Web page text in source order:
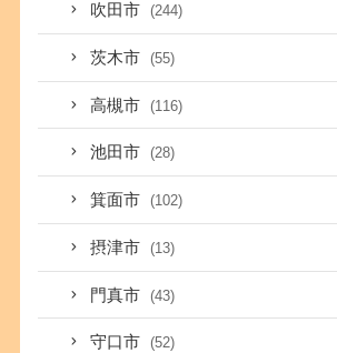
吹田市 (244)
茨木市 (55)
高槻市 (116)
池田市 (28)
箕面市 (102)
摂津市 (13)
門真市 (43)
守口市 (52)